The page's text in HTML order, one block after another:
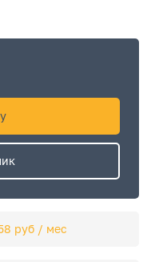
руб / мес